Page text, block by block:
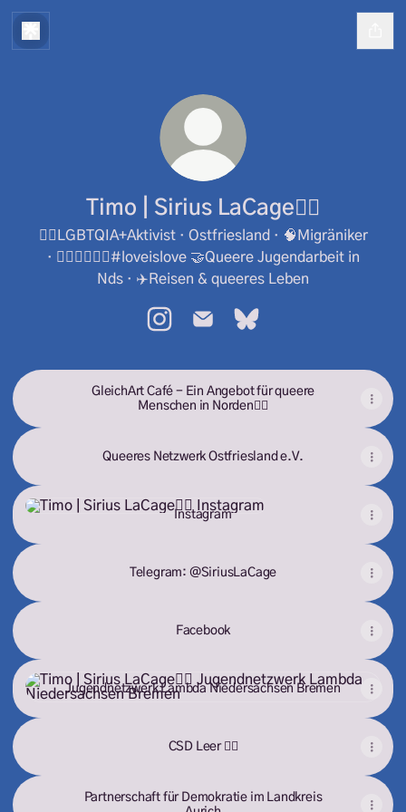
Timo | Sirius LaCage🏳️‍🌈
🏳️‍🌈LGBTQIA+Aktivist · Ostfriesland · 🧠Migräniker
· 👨🏼‍❤️‍💋‍👨🏽#loveislove 🤝Queere Jugendarbeit in
Nds · ✈️Reisen & queeres Leben
GleichArt Café - Ein Angebot für queere
Menschen in Norden🏳️‍🌈
Queeres Netzwerk Ostfriesland e.V.
Instagram
Instagram
Telegram: @SiriusLaCage
Facebook
Jugendnetzwerk Lambda Niedersachsen Bremen
Jugendnetzwerk Lambda Niedersachsen Bremen
CSD Leer 🏳️‍🌈
Partnerschaft für Demokratie im Landkreis